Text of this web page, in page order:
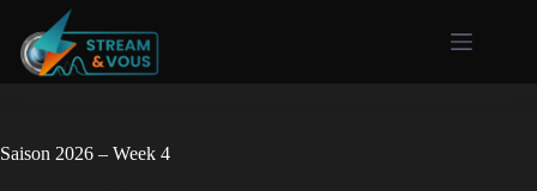
Saison 2026 – Week 4